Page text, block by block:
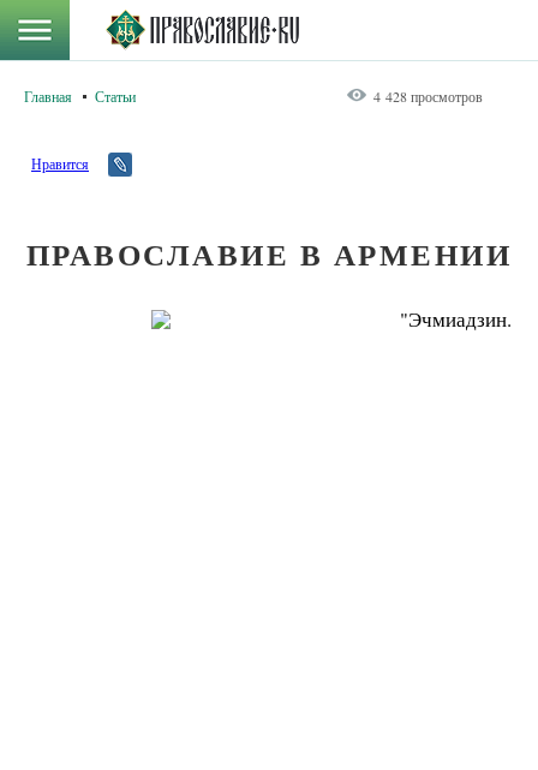
Главная Статьи 4 428 просмотров
Нравится
ПРАВОСЛАВИЕ В АРМЕНИИ